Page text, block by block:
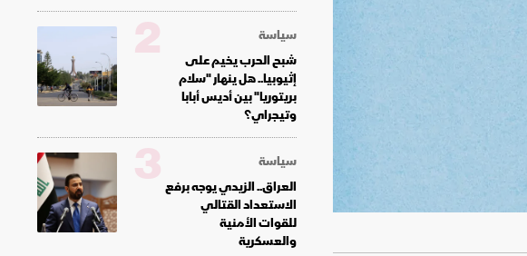
سياسة
شبح الحرب يخيم على
إثيوبيا.. هل ينهار "سلام
بريتوريا" بين أديس أبابا
وتيجراي؟
2
سياسة
العراق.. الزيدي يوجه برفع
الاستعداد القتالي
للقوات الأمنية
والعسكرية
3